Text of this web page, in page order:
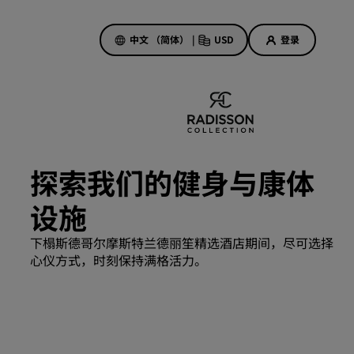
中文 （简体） | USD 登录
美好的初遇，丰厚的奖励
查看套餐
探索我们的健身与康体
设施
下榻斯德哥尔摩斯特兰德丽笙精选酒店期间，尽可选择
心仪方式，时刻保持满格活力。